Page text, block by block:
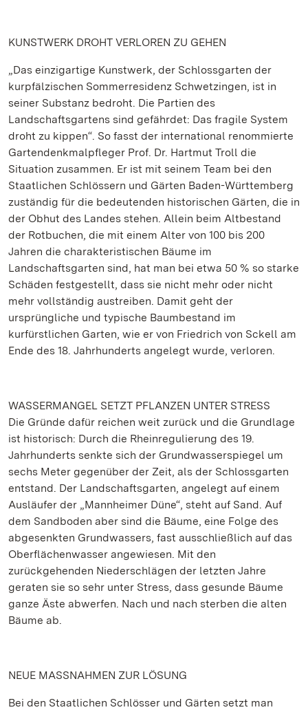
KUNSTWERK DROHT VERLOREN ZU GEHEN
„Das einzigartige Kunstwerk, der Schlossgarten der
kurpfälzischen Sommerresidenz Schwetzingen, ist in
seiner Substanz bedroht. Die Partien des
Landschaftsgartens sind gefährdet: Das fragile System
droht zu kippen“. So fasst der international renommierte
Gartendenkmalpfleger Prof. Dr. Hartmut Troll die
Situation zusammen. Er ist mit seinem Team bei den
Staatlichen Schlössern und Gärten Baden-Württemberg
zuständig für die bedeutenden historischen Gärten, die in
der Obhut des Landes stehen. Allein beim Altbestand
der Rotbuchen, die mit einem Alter von 100 bis 200
Jahren die charakteristischen Bäume im
Landschaftsgarten sind, hat man bei etwa 50 % so starke
Schäden festgestellt, dass sie nicht mehr oder nicht
mehr vollständig austreiben. Damit geht der
ursprüngliche und typische Baumbestand im
kurfürstlichen Garten, wie er von Friedrich von Sckell am
Ende des 18. Jahrhunderts angelegt wurde, verloren.
WASSERMANGEL SETZT PFLANZEN UNTER STRESS
Die Gründe dafür reichen weit zurück und die Grundlage
ist historisch: Durch die Rheinregulierung des 19.
Jahrhunderts senkte sich der Grundwasserspiegel um
sechs Meter gegenüber der Zeit, als der Schlossgarten
entstand. Der Landschaftsgarten, angelegt auf einem
Ausläufer der „Mannheimer Düne“, steht auf Sand. Auf
dem Sandboden aber sind die Bäume, eine Folge des
abgesenkten Grundwassers, fast ausschließlich auf das
Oberflächenwasser angewiesen. Mit den
zurückgehenden Niederschlägen der letzten Jahre
geraten sie so sehr unter Stress, dass gesunde Bäume
ganze Äste abwerfen. Nach und nach sterben die alten
Bäume ab.
NEUE MASSNAHMEN ZUR LÖSUNG
Bei den Staatlichen Schlösser und Gärten setzt man